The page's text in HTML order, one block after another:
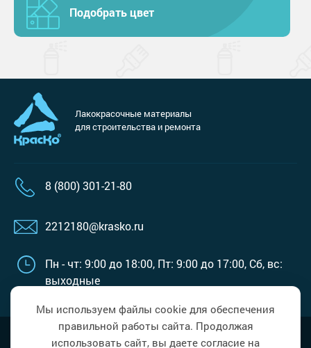
Подобрать цвет
Лакокрасочные материалы
для строительства и ремонта
8 (800) 301-21-80
2212180@krasko.ru
Пн - чт: 9:00 до 18:00, Пт: 9:00 до 17:00, Сб, вс:
выходные
Политика в области обработки
Мы используем файлы cookie для обеспечения
правильной работы сайта. Продолжая
использовать сайт, вы даете согласие на